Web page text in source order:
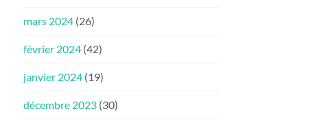
mars 2024 (26)
février 2024 (42)
janvier 2024 (19)
décembre 2023 (30)